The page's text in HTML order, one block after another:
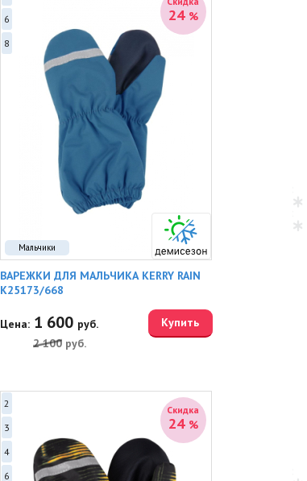
Мальчики
24 %
6
8
ВАРЕЖКИ ДЛЯ МАЛЬЧИКА KERRY RAIN
K25173/668
Цена: 1 600 руб.
2 100 руб.
Купить
Скидка
24 %
2
3
4
6